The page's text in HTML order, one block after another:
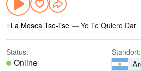
La Mosca Tse-Tse — Yo Te Quiero Dar
Status:
Online
Standort: